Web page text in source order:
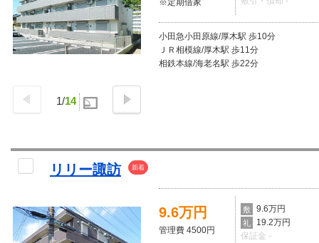
1/14
※定期借家
小田急小田原線/厚木駅 歩10分
ＪＲ相模線/厚木駅 歩11分
相鉄本線/海老名駅 歩22分
リリー諏訪 新着
9.6万円
管理費 4500円
敷 9.6万円
礼
19.2万円
保証金 -